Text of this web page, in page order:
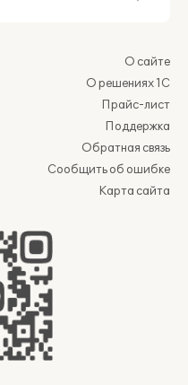
О сайте
О решениях 1С
Прайс-лист
Поддержка
Обратная связь
Сообщить об ошибке
Карта сайта